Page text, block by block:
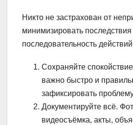
Никто не застрахован от
минимизировать
последовательность
Сохраняйте
важно быстро и
зафиксировать
Документируйте всё.
видеосъёмка, акты,